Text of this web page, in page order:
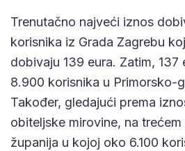
Trenutačno najveći iznos
korisnika iz Grada Zagrebu
dobivaju 139 eura. Zatim, 137
8.900 korisnika u Primorsko-
Također, gledajući prema
obiteljske mirovine, na
županija u kojoj oko 6.100